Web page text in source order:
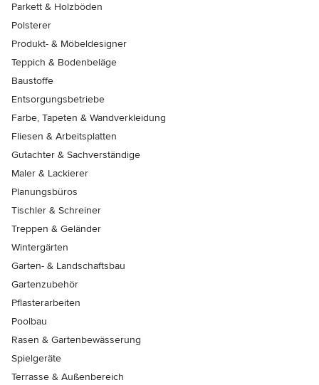
Parkett & Holzböden
Polsterer
Produkt- & Möbeldesigner
Teppich & Bodenbeläge
Baustoffe
Entsorgungsbetriebe
Farbe, Tapeten & Wandverkleidung
Fliesen & Arbeitsplatten
Gutachter & Sachverständige
Maler & Lackierer
Planungsbüros
Tischler & Schreiner
Treppen & Geländer
Wintergärten
Garten- & Landschaftsbau
Gartenzubehör
Pflasterarbeiten
Poolbau
Rasen & Gartenbewässerung
Spielgeräte
Terrasse & Außenbereich